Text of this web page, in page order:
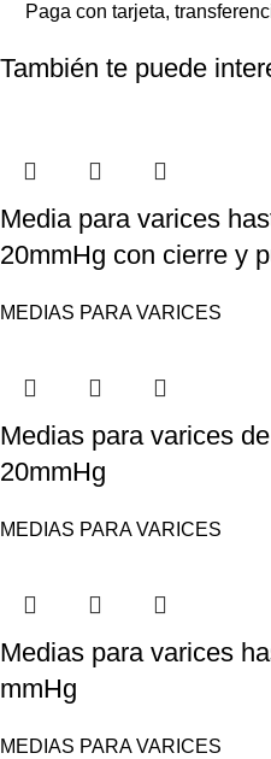
Paga con tarjeta,
También te puede
Media para varices
20mmHg con cierre y
MEDIAS PARA VARICES
Medias para varices
20mmHg
MEDIAS PARA VARICES
Medias para varices
mmHg
MEDIAS PARA VARICES